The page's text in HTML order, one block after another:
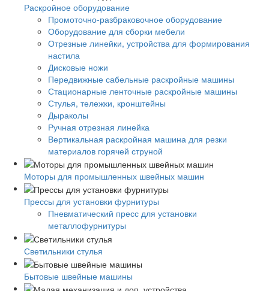
Раскройное оборудование
Промоточно-разбраковочное оборудование
Оборудование для сборки мебели
Отрезные линейки, устройства для формирования
настила
Дисковые ножи
Передвижные сабельные раскройные машины
Стационарные ленточные раскройные машины
Стулья, тележки, кронштейны
Дыраколы
Ручная отрезная линейка
Вертикальная раскройная машина для резки
материалов горячей струной
Моторы для промышленных швейных машин
Прессы для установки фурнитуры
Пневматический пресс для установки
металлофурнитуры
Светильники стулья
Бытовые швейные машины